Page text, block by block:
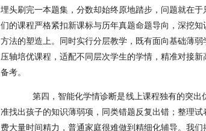
埋头刷完一本题集，分数却始终原地踏步，问题就在
们的课程严格紧扣新课标与历年真题命题导向，深挖
方法的塑造上。同时实行分层教学，既有面向基础薄
压轴培优课程，适配不同层次学生的学情，精准对接
备考。
第四，智能化学情诊断是线上课程独有的突
准找出孩子的知识薄弱项，同类错题反复出错；整理
费大量时间精力，普通家庭很难做到精细化辅导。我